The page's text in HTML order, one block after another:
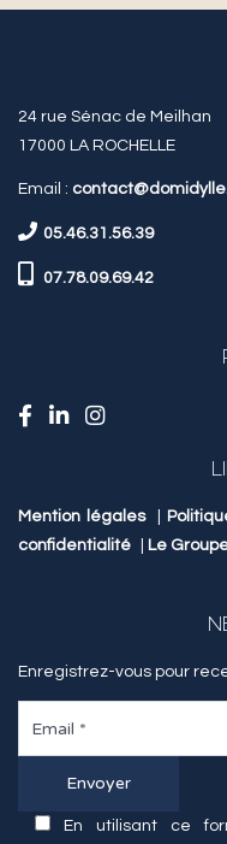
24 rue Sénac de Meilhan
17000 LA ROCHELLE
Email :
05.46.31.56.39
07.78.09.69.42
Mention légales
confidentialité
Le
Enregistrez-vous pour
En utilisant ce